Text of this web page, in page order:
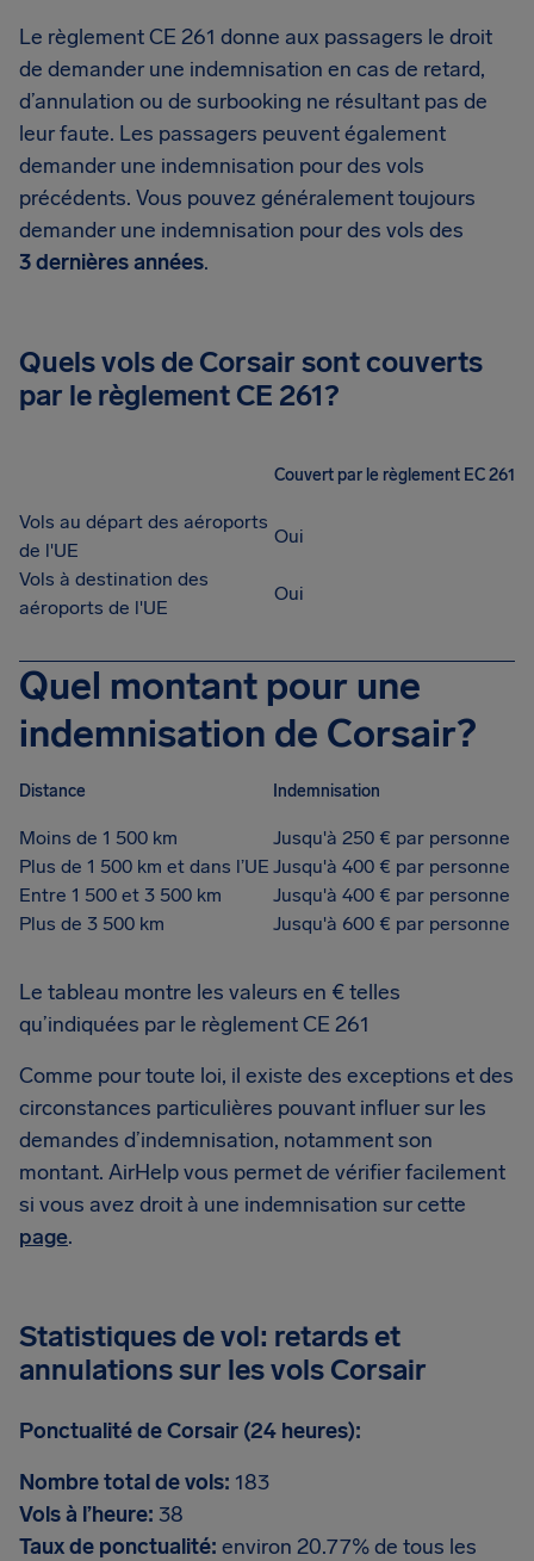
Le règlement CE 261 donne aux passagers le droit
de demander une indemnisation en cas de retard,
d’annulation ou de surbooking ne résultant pas de
leur faute. Les passagers peuvent également
demander une indemnisation pour des vols
précédents. Vous pouvez généralement toujours
demander une indemnisation pour des vols des
3 dernières années.
Quels vols de Corsair sont couverts
par le règlement CE 261?
Couvert par le règlement EC 261
Vols au départ des aéroports
de l'UE
Oui
Vols à destination des
aéroports de l'UE
Oui
Quel montant pour une
indemnisation de Corsair?
Distance Indemnisation
Moins de 1 500 km
Jusqu'à 250 € par personne
Plus de 1 500 km et dans l’UE Jusqu'à 400 € par personne
Entre 1 500 et 3 500 km
Jusqu'à 400 € par personne
Plus de 3 500 km
Jusqu'à 600 € par personne
Le tableau montre les valeurs en € telles
qu’indiquées par le règlement CE 261
Comme pour toute loi, il existe des exceptions et des
circonstances particulières pouvant influer sur les
demandes d’indemnisation, notamment son
montant. AirHelp vous permet de vérifier facilement
si vous avez droit à une indemnisation sur cette
page.
Statistiques de vol: retards et
annulations sur les vols Corsair
Ponctualité de Corsair (24 heures):
Nombre total de vols: 183
Vols à l’heure: 38
Taux de ponctualité: environ 20.77% de tous les